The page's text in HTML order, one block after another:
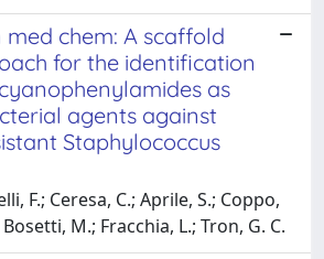
med chem: A scaffold
for the identification
as
agents against
Staphylococcus
F.; Ceresa, C.; Aprile, S.; Coppo,
M.; Fracchia, L.; Tron, G. C.